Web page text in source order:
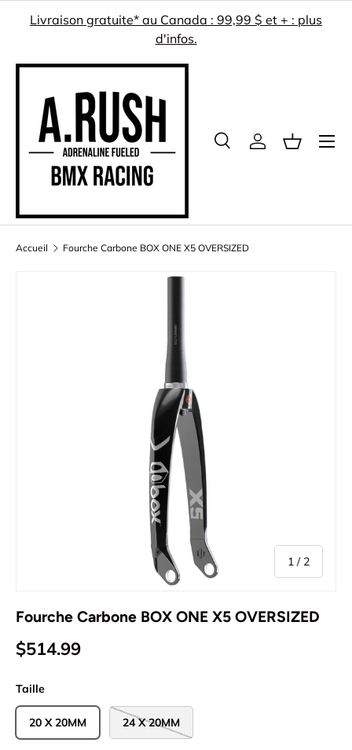
ALLER AU CONTENU
Livraison gratuite* au Canada : 99,99 $ et + : plus
d'infos.
Recherche
RechercheSe connecter
Panier
Menu
Accueil Fourche Carbone BOX ONE X5 OVERSIZED
1 / de
2
Fourche Carbone BOX ONE X5 OVERSIZED
$514.99
Taille
20 X 20MM 24 X 20MM